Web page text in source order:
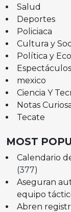
Salud
Deportes
Policiaca
Cultura y
Política y
Espectáculos
mexico
Ciencia Y
Notas
Tecate
MOST
Calendario
(377)
Aseguran
equipo
Abren